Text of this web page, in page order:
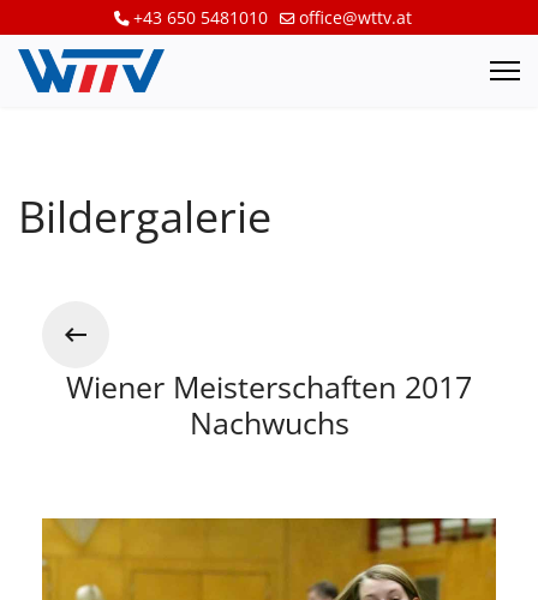
+43 650 5481010 office@wttv.at
Bildergalerie
Wiener Meisterschaften 2017
Nachwuchs